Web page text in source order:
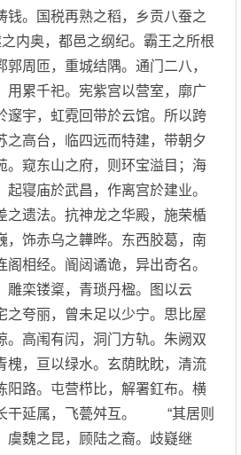
钱。国税再熟之稻，乡贡八蚕之
奥，都邑之纲纪。霸王之所根
周匝，重城结隅。通门二八，
用累千祀。宪紫宫以营室，廓广
邃宇，虹霓回带於云馆。所以跨
之高台，临四远而特建，带朝夕
。窥东山之府，则环宝溢目；海
起寝庙於武昌，作离宫於建业。
之遗法。抗神龙之华殿，施荣楯
，饰赤乌之韡晔。东西胶葛，南
相经。阍闼谲诡，异出奇名。
雕栾镂楶，青琐丹楹。图以云
之夸丽，曾未足以少宁。思比屋
。高闱有闶，洞门方轨。朱阙双
槐，亘以绿水。玄荫眈眈，清流
阳路。屯营栉比，解署釭布。横
干延属，飞甍舛互。 “其居则
虞魏之昆，顾陆之裔。歧嶷继